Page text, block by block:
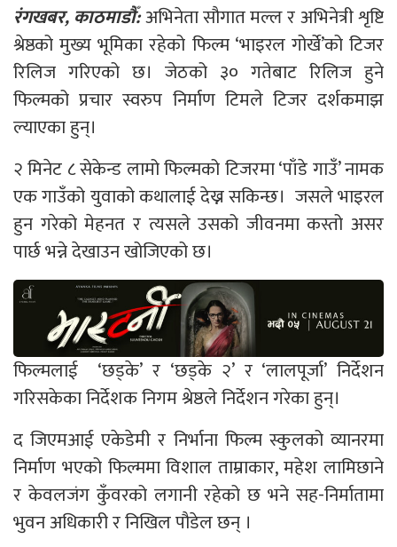
रंगखबर, काठमाडौँ:अभिनेता सौगात मल्ल र अभिनेत्री शृष्टि
श्रेष्ठको मुख्य भूमिका रहेको फिल्म ‘भाइरल गोर्खे’को टिजर
रिलिज गरिएको छ। जेठको ३० गतेबाट रिलिज हुने
फिल्मको प्रचार स्वरुप निर्माण टिमले टिजर दर्शकमाझ
ल्याएका हुन्।
२ मिनेट ८ सेकेन्ड लामो फिल्मको टिजरमा ‘पाँडे गाउँ’ नामक
एक गाउँको युवाको कथालाई देख्न सकिन्छ। जसले भाइरल
हुन गरेको मेहनत र त्यसले उसको जीवनमा कस्तो असर
पार्छ भन्ने देखाउन खोजिएको छ।
फिल्मलाई ‘छड्के’ र ‘छड्के २’ र ‘लालपूर्जा’ निर्देशन
गरिसकेका निर्देशक निगम श्रेष्ठले निर्देशन गरेका हुन्।
द जिएमआई एकेडेमी र निर्भाना फिल्म स्कुलको व्यानरमा
निर्माण भएको फिल्ममा विशाल ताम्राकार, महेश लामिछाने
र केवलजंग कुँवरको लगानी रहेको छ भने सह-निर्मातामा
भुवन अधिकारी र निखिल पौडेल छन् ।